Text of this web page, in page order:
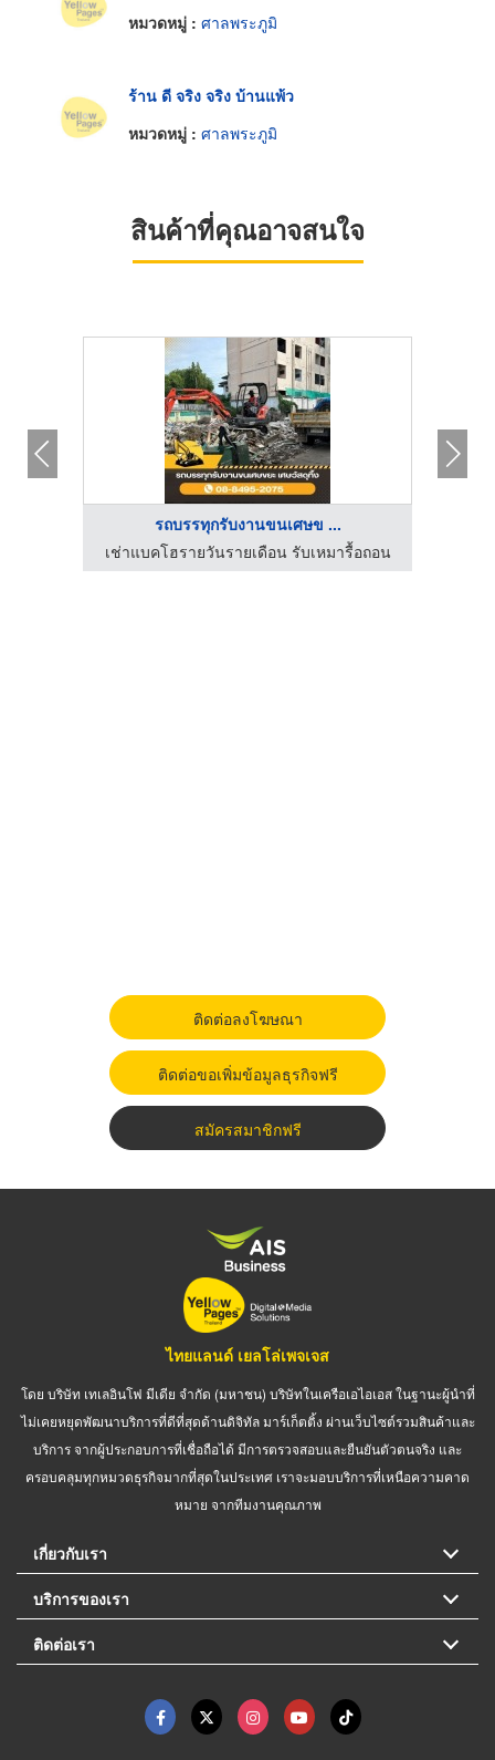
หมวดหมู่ : ศาลพระภูมิ
ร้าน ดี จริง จริง บ้านแพ้ว
หมวดหมู่ : ศาลพระภูมิ
สินค้าที่คุณอาจสนใจ
รถบรรทุกรับงานขนเศษข ...
เช่าแบคโฮรายวันรายเดือน รับเหมารื้อถอน
ติดต่อลงโฆษณา
ติดต่อขอเพิ่มข้อมูลธุรกิจฟรี
สมัครสมาชิกฟรี
ไทยแลนด์ เยลโล่เพจเจส
โดย บริษัท เทเลอินโฟ มีเดีย จำกัด (มหาชน) บริษัทในเครือเอไอเอส ในฐานะผู้นำที่
ไม่เคยหยุดพัฒนาบริการที่ดีที่สุดด้านดิจิทัล มาร์เก็ตติ้ง ผ่านเว็บไซต์รวมสินค้าและ
บริการ จากผู้ประกอบการที่เชื่อถือได้ มีการตรวจสอบและยืนยันตัวตนจริง และ
ครอบคลุมทุกหมวดธุรกิจมากที่สุดในประเทศ เราจะมอบบริการที่เหนือความคาด
หมาย จากทีมงานคุณภาพ
เกี่ยวกับเรา
บริการของเรา
ติดต่อเรา